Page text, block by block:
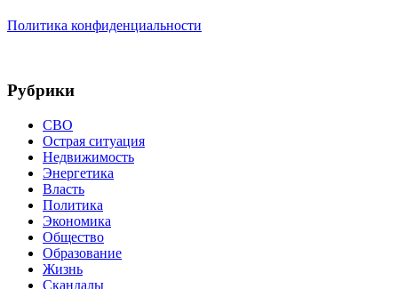
Политика конфиденциальности
Рубрики
СВО
Острая ситуация
Недвижимость
Энергетика
Власть
Политика
Экономика
Общество
Образование
Жизнь
Скандалы